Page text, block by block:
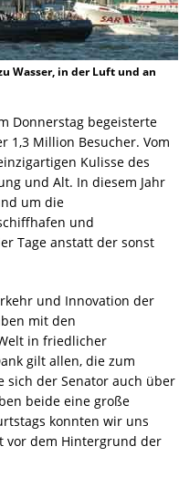
Wasser, in der Luft und an
Donnerstag begeisterte
1,3 Million Besucher. Vom
Kulisse des
und Alt. In diesem Jahr
um die
und
Tage anstatt der sonst
und Innovation der
mit den
in friedlicher
gilt allen, die zum
sich der Senator auch über
beide eine große
konnten wir uns
vor dem Hintergrund der